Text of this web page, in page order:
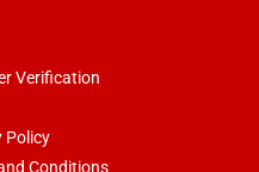
Verification
Policy
Conditions